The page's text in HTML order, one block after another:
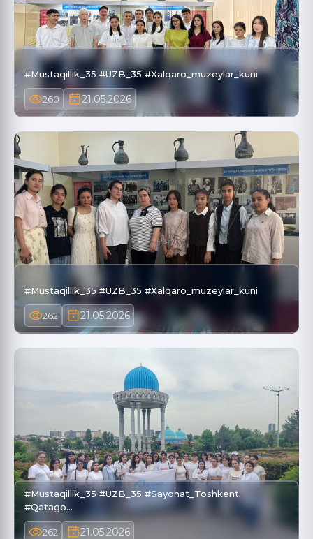
#Mustaqillik_35 #UZB_35 #Xalqaro_muzeylar_kuni
260 21.05.2026
#Mustaqillik_35 #UZB_35 #Xalqaro_muzeylar_kuni
262 21.05.2026
#Mustaqillik_35 #UZB_35 #Sayohat_Toshkent
#Qatago…
262 21.05.2026